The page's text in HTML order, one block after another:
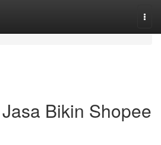
Bikin Shopee